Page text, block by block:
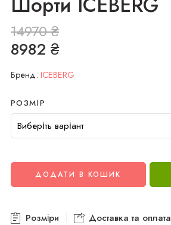
14970₴
8982 ₴
Бренд: ICEBERG
РОЗМІР
ДОДАТИ В КОШИК
Розміри Доставка та оплата